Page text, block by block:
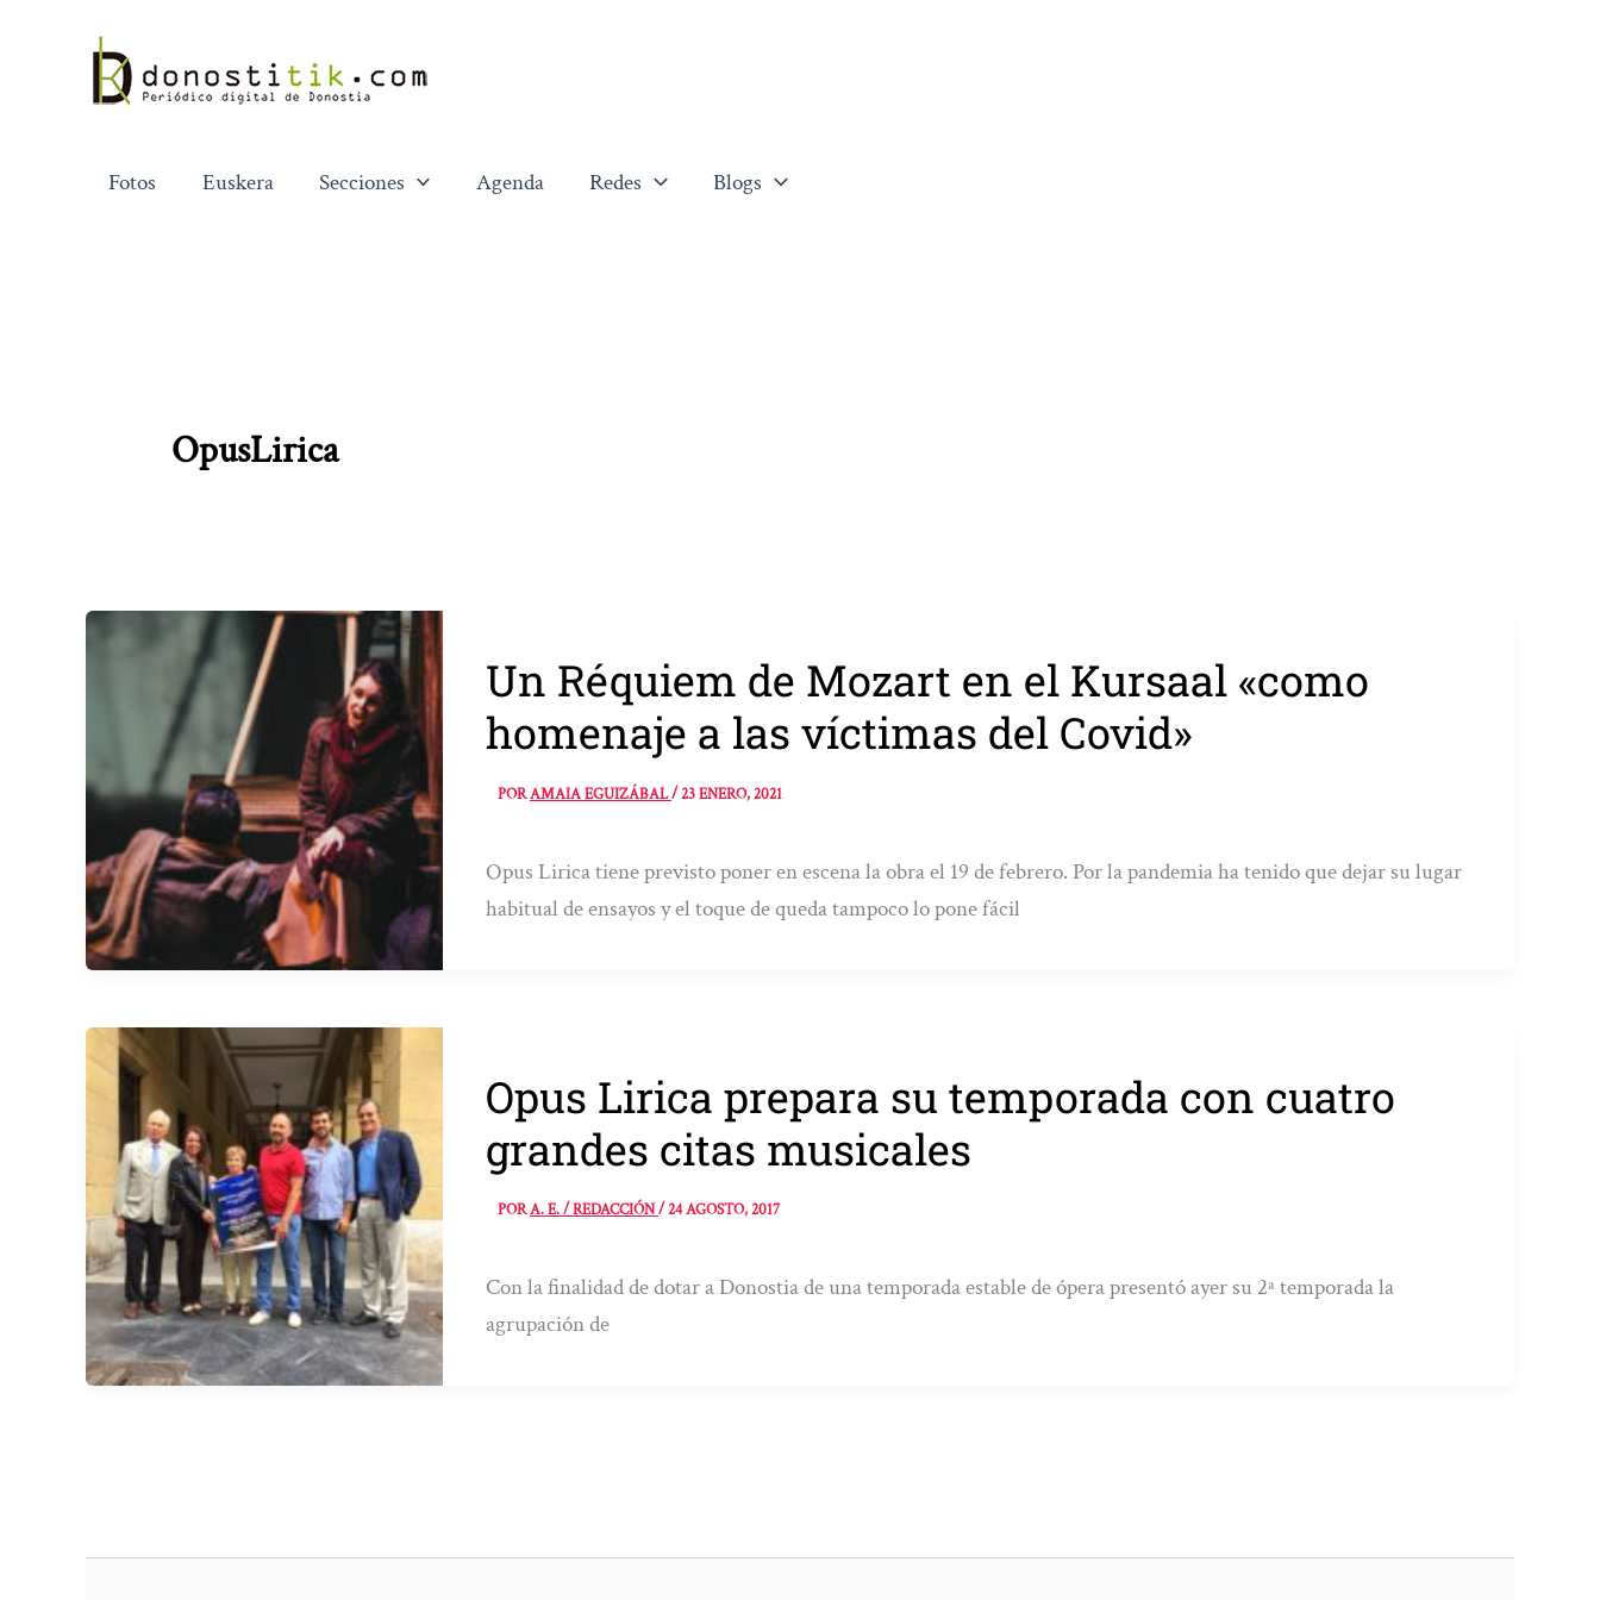
contenido
Fotos Euskera Secciones Agenda Redes Blogs
OpusLirica
Un Réquiem de Mozart en el Kursaal «como
homenaje a las víctimas del Covid»
PORAMAIA EGUIZÁBAL/23 ENERO, 2021
Opus Lirica tiene previsto poner en escena la obra el 19 de febrero. Por la pandemia ha tenido que dejar su lugar
habitual de ensayos y el toque de queda tampoco lo pone fácil
Opus Lirica prepara su temporada con cuatro
grandes citas musicales
PORA. E. / REDACCIÓN/24 AGOSTO, 2017
Con la finalidad de dotar a Donostia de una temporada estable de ópera presentó ayer su 2ª temporada la
agrupación de